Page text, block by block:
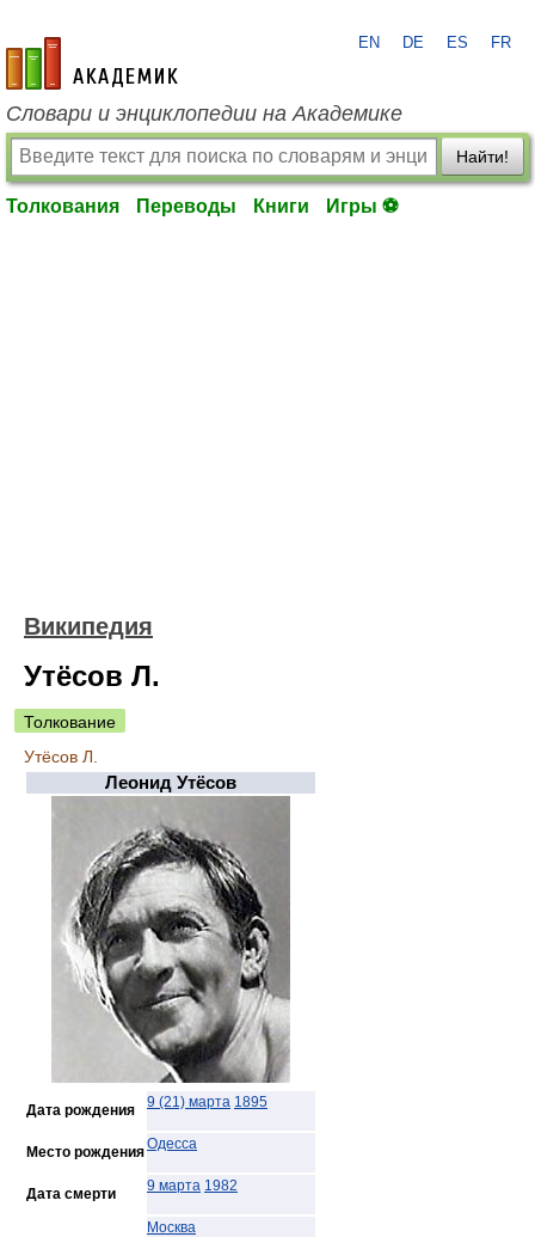
academic.ru
EN DE ES FR
Словари и энциклопедии на Академике
Найти!
Толкования Переводы Книги Игры ⚽
Википедия
Утёсов Л.
Толкование
Утёсов Л.
Леонид Утёсов
Дата рождения 9 (21) марта 1895
Место рожденияОдесса
Дата смерти 9 марта 1982
Москва